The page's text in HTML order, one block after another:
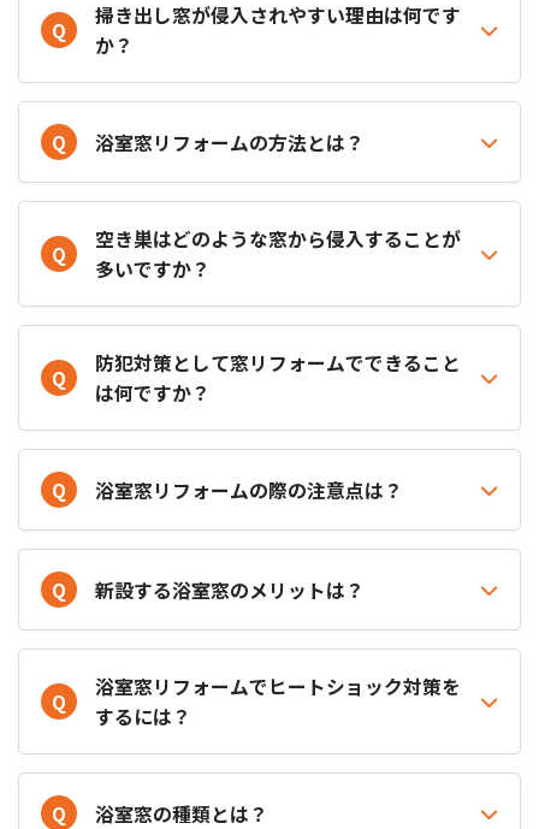
Q
掃き出し窓が侵入されやすい理由は何です
か？
Q 浴室窓リフォームの方法とは？
Q
空き巣はどのような窓から侵入することが
多いですか？
Q
防犯対策として窓リフォームでできること
は何ですか？
Q 浴室窓リフォームの際の注意点は？
Q 新設する浴室窓のメリットは？
Q
浴室窓リフォームでヒートショック対策を
するには？
Q 浴室窓の種類とは？